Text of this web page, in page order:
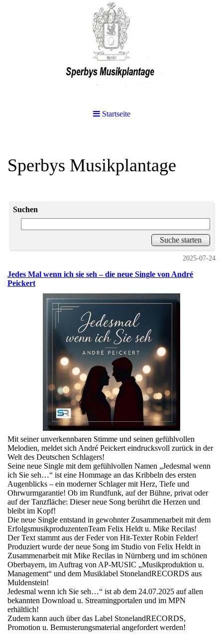
Startseite
Sperbys Musikplantage
Suchen
2025-07-24
Jedes Mal wenn ich sie seh – die neue Single von André
Peickert
Mit seiner unverkennbaren Stimme und seinen gefühlvollen
Melodien, meldet sich André Peickert eindrucksvoll zurück in der
Welt des Deutschen Schlagers!
Seine neue Single mit dem gefühlvollen Namen „Jedesmal wenn
ich Sie seh…“ ist eine Hommage an das Kribbeln des ersten
Augenblicks – ein moderner Schlager mit Herz, Tiefe und
Ohrwurmgarantie! Ob im Rundfunk, auf der Bühne, privat oder
auf der Tanzfläche: Dieser neue Song berührt die Herzen und
bleibt im Kopf!
Die neue Single entstand in gewohnter Zusammenarbeit mit dem
ErfolgsmusikproduzentenTeam Felix Heldt u. Mike Recilas!
Der Text stammt aus der Feder von Hit-Texter Robin Felder!
Produziert wurde der neue Song im Studio von Felix Heldt in
Zusammenarbeit mit Mike Recilas in Nürnberg und im schönen
Oberbayern, im Auftrag von AP-MUSIC „Musikproduktion u.
Management“ und dem Musiklabel StonelandRECORDS aus
Muldenstein!
Jedesmal wenn ich Sie seh…“ ist ab dem 24.07.2025 auf allen
bekannten Download u. Streamingportalen und im MPN
erhältlich!
Zudem kann auch über das Label StonelandRECORDS,
Promotion u. Bemusterungsmaterial angefordert werden!